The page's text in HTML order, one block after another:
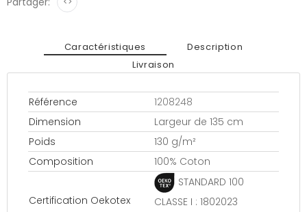
Caractéristiques
Description
Livraison
Référence
1208248
Dimension
Largeur de 135 cm
Poids
130 g/m²
Composition
100% Coton
Certification Oekotex
STANDARD 100
CLASSE I : 1802023